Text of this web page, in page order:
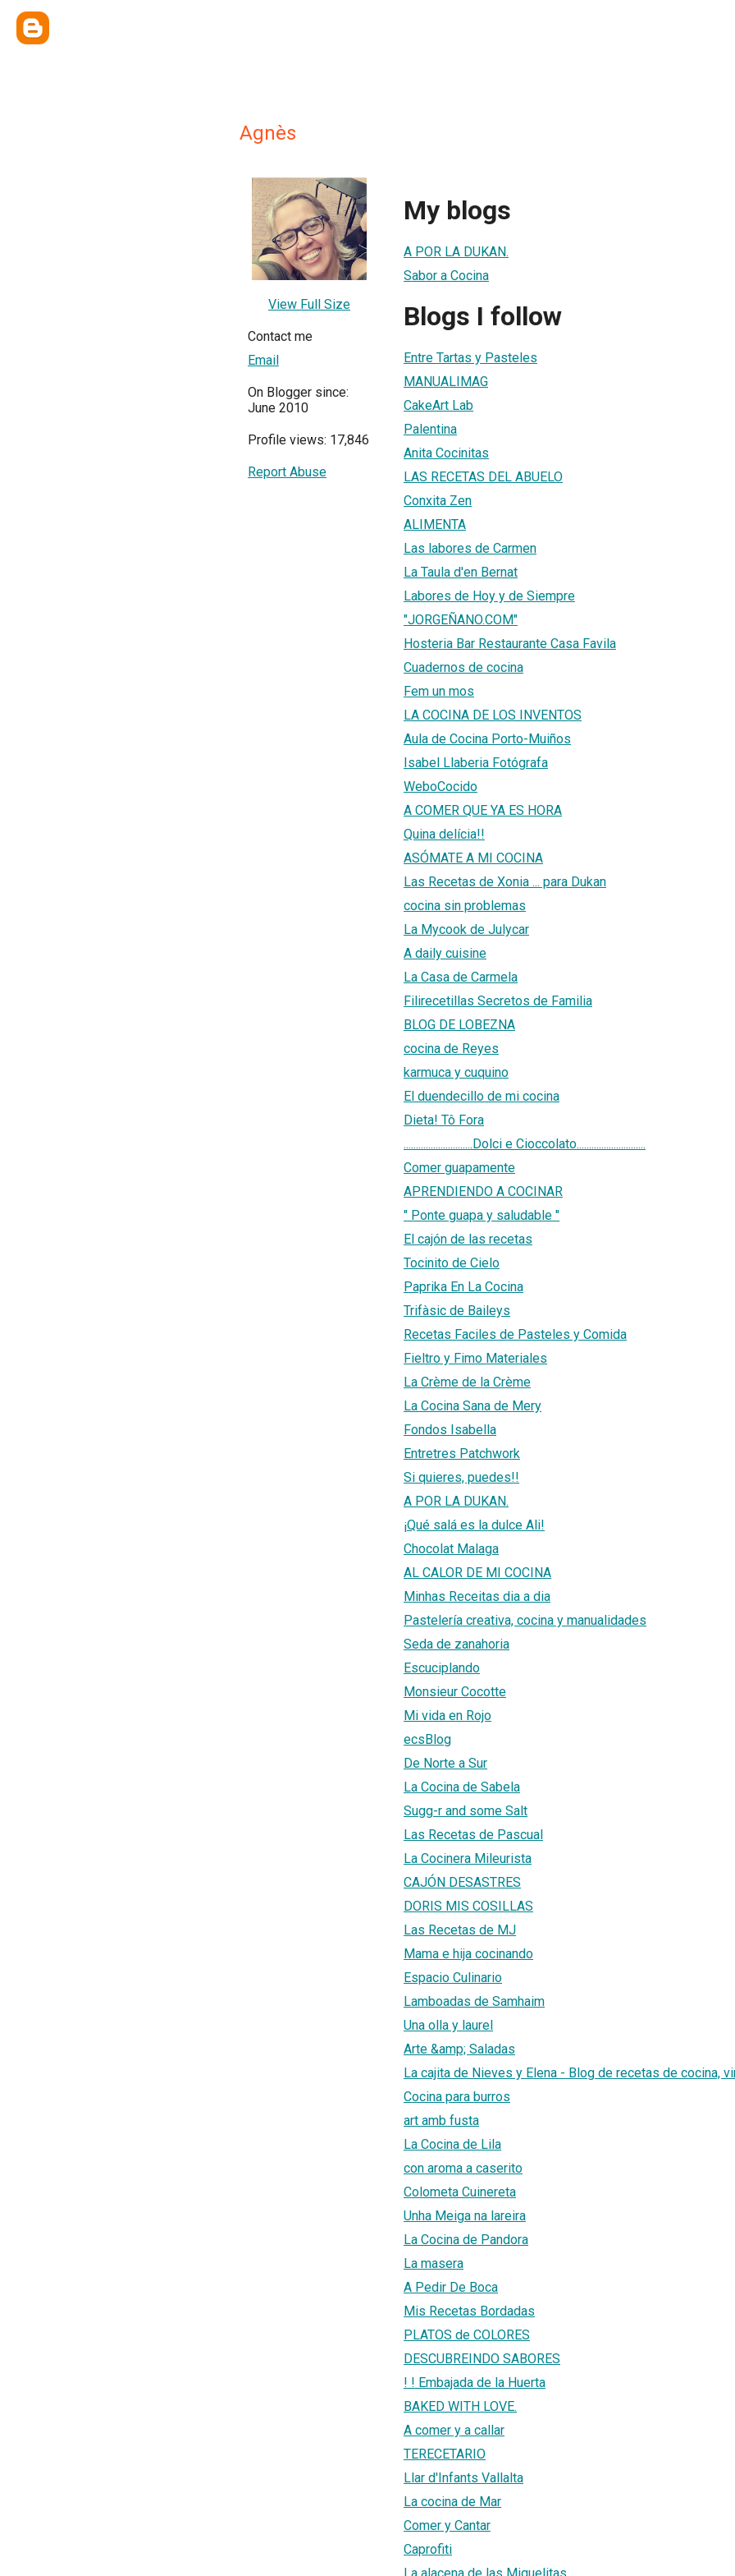
Agnès
View Full Size
Contact me
Email
On Blogger since:
June 2010
Profile views: 17,846
Report Abuse
My blogs
A POR LA DUKAN.
Sabor a Cocina
Blogs I follow
Entre Tartas y Pasteles
MANUALIMAG
CakeArt Lab
Palentina
Anita Cocinitas
LAS RECETAS DEL ABUELO
Conxita Zen
ALIMENTA
Las labores de Carmen
La Taula d'en Bernat
Labores de Hoy y de Siempre
"JORGEÑANO.COM"
Hosteria Bar Restaurante Casa Favila
Cuadernos de cocina
Fem un mos
LA COCINA DE LOS INVENTOS
Aula de Cocina Porto-Muiños
Isabel Llaberia Fotógrafa
WeboCocido
A COMER QUE YA ES HORA
Quina delícia!!
ASÓMATE A MI COCINA
Las Recetas de Xonia ... para Dukan
cocina sin problemas
La Mycook de Julycar
A daily cuisine
La Casa de Carmela
Filirecetillas Secretos de Familia
BLOG DE LOBEZNA
cocina de Reyes
karmuca y cuquino
El duendecillo de mi cocina
Dieta! Tô Fora
............................Dolci e Cioccolato............................
Comer guapamente
APRENDIENDO A COCINAR
" Ponte guapa y saludable "
El cajón de las recetas
Tocinito de Cielo
Paprika En La Cocina
Trifàsic de Baileys
Recetas Faciles de Pasteles y Comida
Fieltro y Fimo Materiales
La Crème de la Crème
La Cocina Sana de Mery
Fondos Isabella
Entretres Patchwork
Si quieres, puedes!!
A POR LA DUKAN.
¡Qué salá es la dulce Ali!
Chocolat Malaga
AL CALOR DE MI COCINA
Minhas Receitas dia a dia
Pastelería creativa, cocina y manualidades
Seda de zanahoria
Escuciplando
Monsieur Cocotte
Mi vida en Rojo
ecsBlog
De Norte a Sur
La Cocina de Sabela
Sugg-r and some Salt
Las Recetas de Pascual
La Cocinera Mileurista
CAJÓN DESASTRES
DORIS MIS COSILLAS
Las Recetas de MJ
Mama e hija cocinando
Espacio Culinario
Lamboadas de Samhaim
Una olla y laurel
Arte &amp; Saladas
La cajita de Nieves y Elena - Blog de recetas de cocina,
Cocina para burros
art amb fusta
La Cocina de Lila
con aroma a caserito
Colometa Cuinereta
Unha Meiga na lareira
La Cocina de Pandora
La masera
A Pedir De Boca
Mis Recetas Bordadas
PLATOS de COLORES
DESCUBREINDO SABORES
! ! Embajada de la Huerta
BAKED WITH LOVE.
A comer y a callar
TERECETARIO
Llar d'Infants Vallalta
La cocina de Mar
Comer y Cantar
Caprofiti